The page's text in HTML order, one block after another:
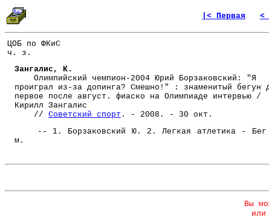
|< Первая <
ЦОБ по ФКиС
ч. з.
Зангалис, К.
Олимпийский чемпион-2004 Юрий Борзаковский: "Я
проиграл из-за допинга? Смешно!" : знаменитый бегун
первое после август. фиаско на Олимпиаде интервью /
Кирилл Зангалис
// Советский спорт . - 2008. - 30 окт.
-- 1. Борзаковский Ю. 2. Легкая атлетика - Бег
м.
Вы